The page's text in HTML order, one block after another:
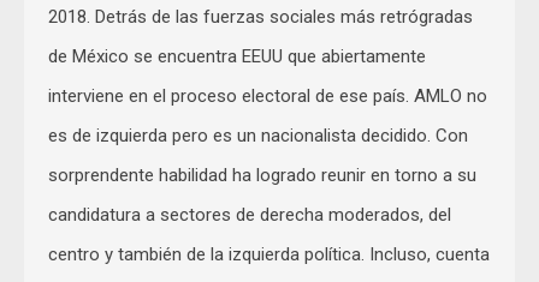
2018. Detrás de las fuerzas sociales más retrógradas
de México se encuentra EEUU que abiertamente
interviene en el proceso electoral de ese país. AMLO no
es de izquierda pero es un nacionalista decidido. Con
sorprendente habilidad ha logrado reunir en torno a su
candidatura a sectores de derecha moderados, del
centro y también de la izquierda política. Incluso, cuenta